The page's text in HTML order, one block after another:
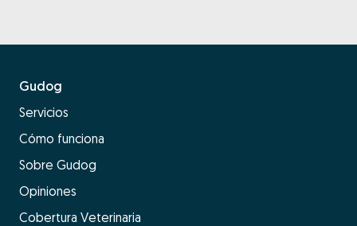
Gudog
Servicios
Cómo funciona
Sobre Gudog
Opiniones
Cobertura Veterinaria